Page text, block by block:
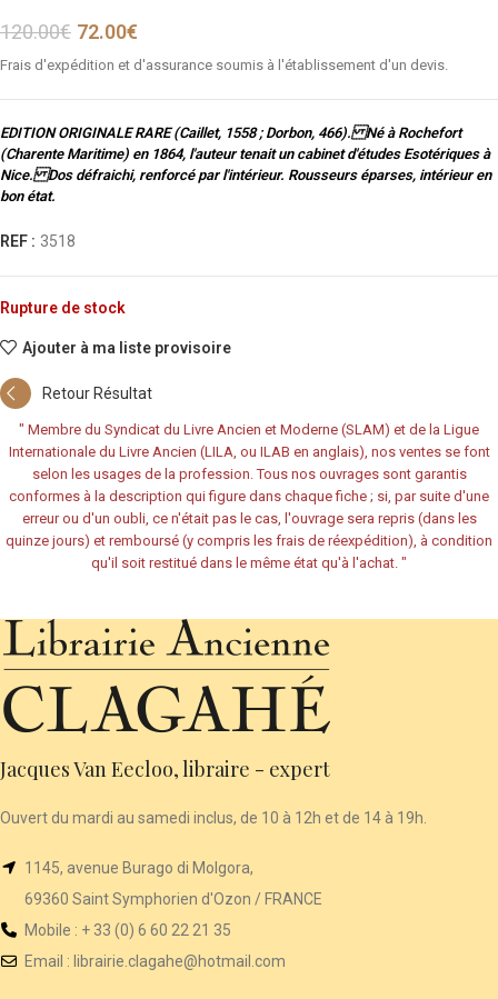
120.00€ 72.00€
Frais d'expédition et d'assurance soumis à l'établissement d'un devis.
EDITION ORIGINALE RARE (Caillet, 1558 ; Dorbon, 466). Né à Rochefort
(Charente Maritime) en 1864, l'auteur tenait un cabinet d'études Esotériques à
Nice. Dos défraichi, renforcé par l'intérieur. Rousseurs éparses, intérieur en
bon état.
REF : 3518
Rupture de stock
Ajouter à ma liste provisoire
Retour Résultat
" Membre du Syndicat du Livre Ancien et Moderne (SLAM) et de la Ligue
Internationale du Livre Ancien (LILA, ou ILAB en anglais), nos ventes se font
selon les usages de la profession. Tous nos ouvrages sont garantis
conformes à la description qui figure dans chaque fiche ; si, par suite d'une
erreur ou d'un oubli, ce n'était pas le cas, l'ouvrage sera repris (dans les
quinze jours) et remboursé (y compris les frais de réexpédition), à condition
qu'il soit restitué dans le même état qu'à l'achat. "
Jacques Van Eecloo, libraire - expert
Ouvert du mardi au samedi inclus, de 10 à 12h et de 14 à 19h.
1145, avenue Burago di Molgora,
69360 Saint Symphorien d'Ozon / FRANCE
Mobile : + 33 (0) 6 60 22 21 35
Email : librairie .clagahe@hotmail.com